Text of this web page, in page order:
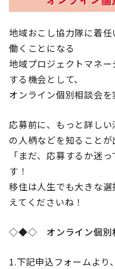
地域おこし協力隊に着
働くことになる
地域プロジェクトマネ
する機会として、
オンライン個別相談会を
応募前に、もっと詳し
の人柄などを知ることが
「まだ、応募するか迷
す！
移住は人生でも大きな
えてくださいね！
◇◆◇ オンライン個
1.下記申込フォームより